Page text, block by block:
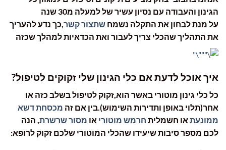
הגינון והעבודה עם נסיון עשיר של למעלה מ30 שנה
על מנת לבחון את התקלה נשמח שתצור קשר,כך נדע להעריך
את התהליך שהכלי צריך לעבור ואת הכדאיות למהלך שכזה
איך אוכל לדעת אם כלי הגינון שלי זקוקים לטיפול?
כל כלי גינון מוטורי באשר הוא,זקוק לטיפול בשלב כזה או
אחר(תלוי באופן ותדירות השימוש).בין אם זה מכסחת דשא
ממונעת או חשמלית חרמש מוטורי או מסור שרשרת, הנה
לכם מספר סיבות שיעידו שהכלי המוטורי שלכם זקוק לרופא: